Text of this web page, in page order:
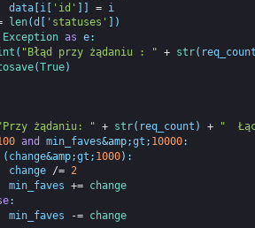
data[i [ 'id' ] ] =
i
len(d 'statuses'
)
Exception as e:
( "Błąd przy żądaniu : " + str(
(True)
żądaniu: " + str( req_count ) +
"
and min_faves&amp;gt ; 10000:
( change&amp;gt ; 1000) :
change
/= 2
min_faves +=
change
:
min_faves
-= change